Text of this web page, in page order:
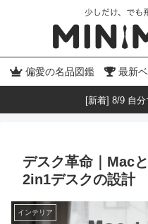
偏愛の名品図鑑 最新
[新着] 8/9 自
デスク革命｜Mac
2in1デスクの設計
インテリア